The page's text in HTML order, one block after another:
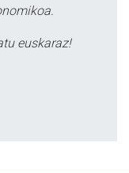
euskaraz!